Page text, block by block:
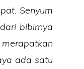
Senyum
bibirnya
ada satu